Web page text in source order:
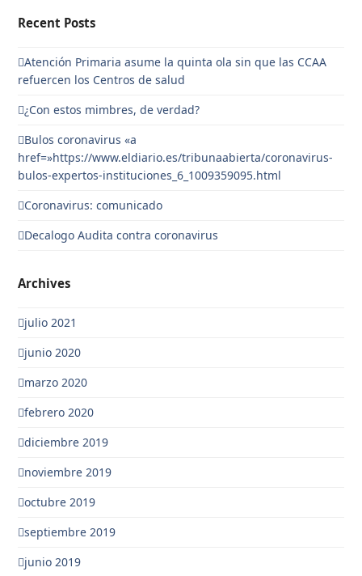
Recent Posts
Atención Primaria asume la quinta ola sin que las CCAA
refuercen los Centros de salud
¿Con estos mimbres, de verdad?
Bulos coronavirus «a
href=»https://www.eldiario.es/tribunaabierta/coronavirus-
bulos-expertos-instituciones_6_1009359095.html
Coronavirus: comunicado
Decalogo Audita contra coronavirus
Archives
julio 2021
junio 2020
marzo 2020
febrero 2020
diciembre 2019
noviembre 2019
octubre 2019
septiembre 2019
junio 2019